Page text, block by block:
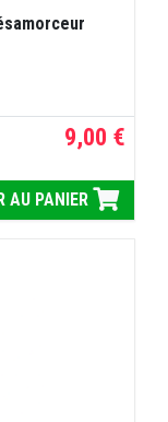
9,00 €
AU PANIER